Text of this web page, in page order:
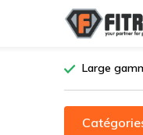
Large